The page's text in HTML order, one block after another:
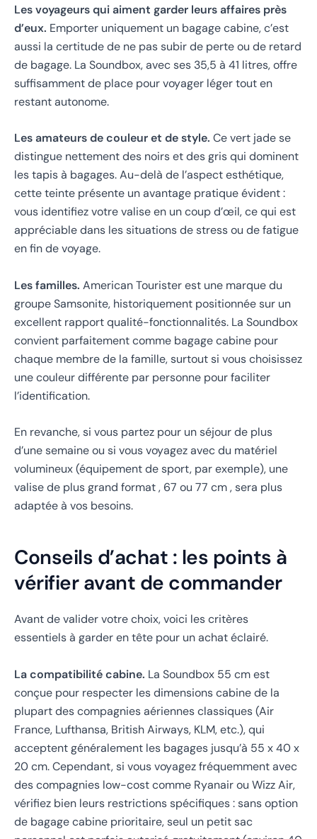
Les voyageurs qui aiment garder leurs affaires près
d’eux. Emporter uniquement un bagage cabine, c’est
aussi la certitude de ne pas subir de perte ou de retard
de bagage. La Soundbox, avec ses 35,5 à 41 litres, offre
suffisamment de place pour voyager léger tout en
restant autonome.
Les amateurs de couleur et de style. Ce vert jade se
distingue nettement des noirs et des gris qui dominent
les tapis à bagages. Au-delà de l’aspect esthétique,
cette teinte présente un avantage pratique évident :
vous identifiez votre valise en un coup d’œil, ce qui est
appréciable dans les situations de stress ou de fatigue
en fin de voyage.
Les familles. American Tourister est une marque du
groupe Samsonite, historiquement positionnée sur un
excellent rapport qualité-fonctionnalités. La Soundbox
convient parfaitement comme bagage cabine pour
chaque membre de la famille, surtout si vous choisissez
une couleur différente par personne pour faciliter
l’identification.
En revanche, si vous partez pour un séjour de plus
d’une semaine ou si vous voyagez avec du matériel
volumineux (équipement de sport, par exemple), une
valise de plus grand format , 67 ou 77 cm , sera plus
adaptée à vos besoins.
Conseils d’achat : les points à
vérifier avant de commander
Avant de valider votre choix, voici les critères
essentiels à garder en tête pour un achat éclairé.
La compatibilité cabine. La Soundbox 55 cm est
conçue pour respecter les dimensions cabine de la
plupart des compagnies aériennes classiques (Air
France, Lufthansa, British Airways, KLM, etc.), qui
acceptent généralement les bagages jusqu’à 55 x 40 x
20 cm. Cependant, si vous voyagez fréquemment avec
des compagnies low-cost comme Ryanair ou Wizz Air,
vérifiez bien leurs restrictions spécifiques : sans option
de bagage cabine prioritaire, seul un petit sac